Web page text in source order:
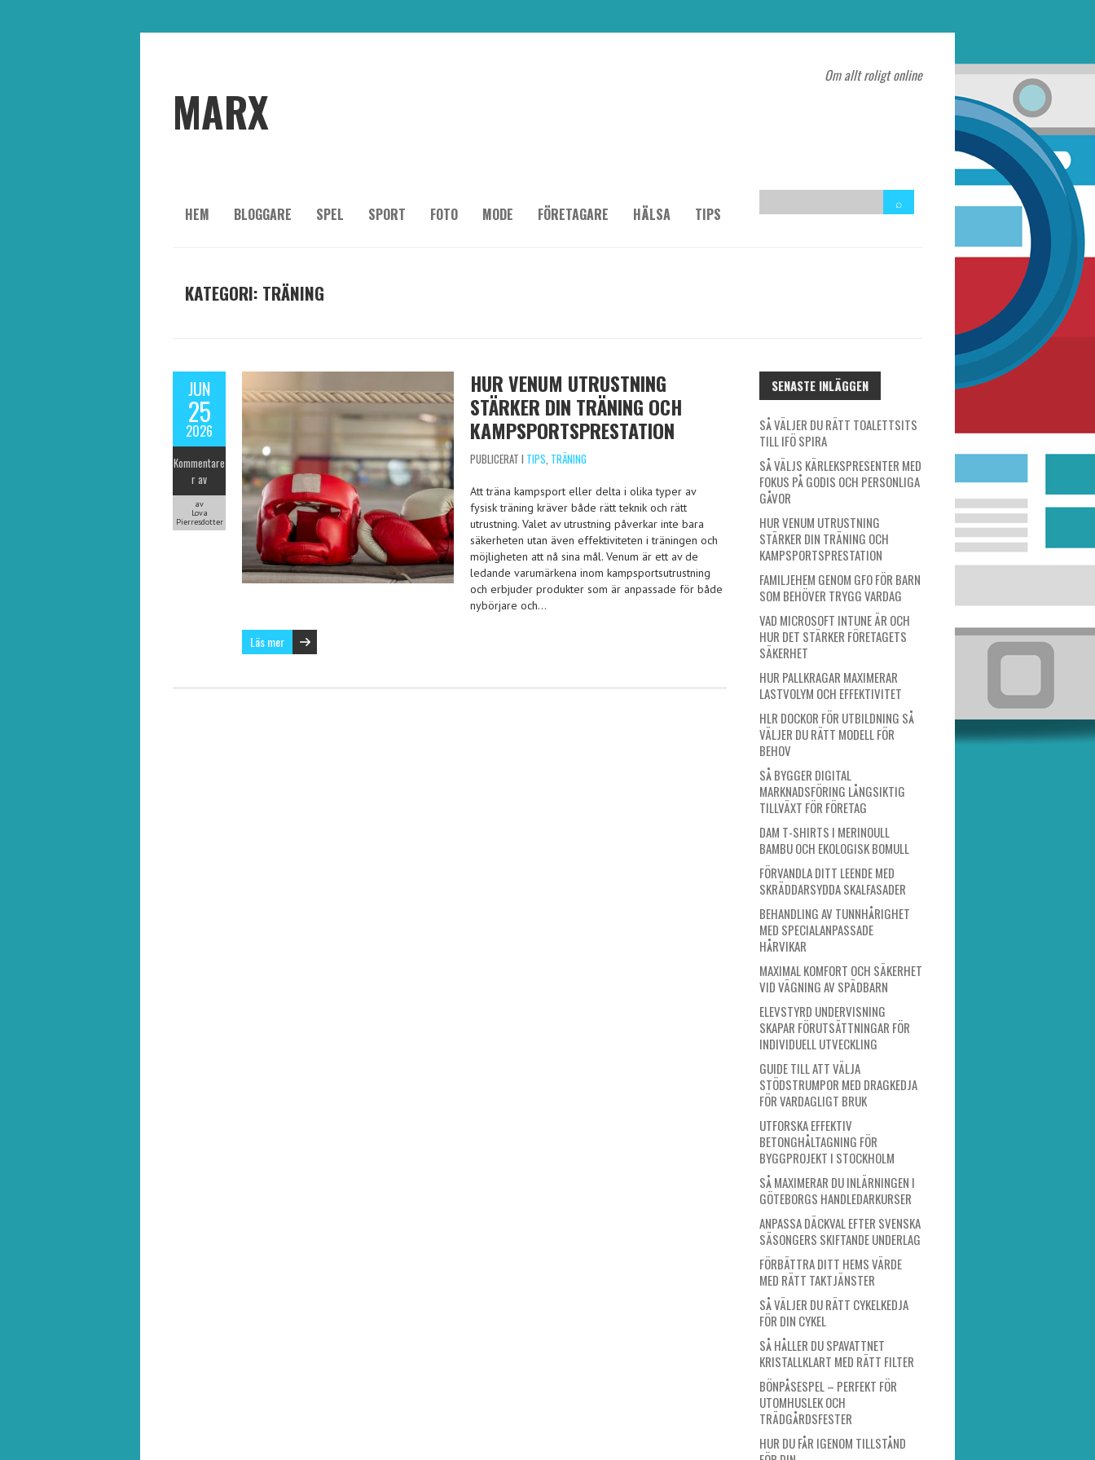
MARX
Om allt roligt online
HEM BLOGGARE SPEL SPORT FOTO MODE FÖRETAGARE HÄLSA TIPS
KATEGORI: TRÄNING
JUN
25
2026
Kommentare
r av
av
Lova
Pierresdotter
HUR VENUM UTRUSTNING
STÄRKER DIN TRÄNING OCH
KAMPSPORTSPRESTATION
PUBLICERAT I TIPS, TRÄNING
Att träna kampsport eller delta i olika typer av
fysisk träning kräver både rätt teknik och rätt
utrustning. Valet av utrustning påverkar inte bara
säkerheten utan även effektiviteten i träningen och
möjligheten att nå sina mål. Venum är ett av de
ledande varumärkena inom kampsportsutrustning
och erbjuder produkter som är anpassade för både
nybörjare och…
Läs mer
SENASTE INLÄGGEN
SÅ VÄLJER DU RÄTT TOALETTSITS
TILL IFÖ SPIRA
SÅ VÄLJS KÄRLEKSPRESENTER MED
FOKUS PÅ GODIS OCH PERSONLIGA
GÅVOR
HUR VENUM UTRUSTNING
STÄRKER DIN TRÄNING OCH
KAMPSPORTSPRESTATION
FAMILJEHEM GENOM GFO FÖR BARN
SOM BEHÖVER TRYGG VARDAG
VAD MICROSOFT INTUNE ÄR OCH
HUR DET STÄRKER FÖRETAGETS
SÄKERHET
HUR PALLKRAGAR MAXIMERAR
LASTVOLYM OCH EFFEKTIVITET
HLR DOCKOR FÖR UTBILDNING SÅ
VÄLJER DU RÄTT MODELL FÖR
BEHOV
SÅ BYGGER DIGITAL
MARKNADSFÖRING LÅNGSIKTIG
TILLVÄXT FÖR FÖRETAG
DAM T-SHIRTS I MERINOULL
BAMBU OCH EKOLOGISK BOMULL
FÖRVANDLA DITT LEENDE MED
SKRÄDDARSYDDA SKALFASADER
BEHANDLING AV TUNNHÅRIGHET
MED SPECIALANPASSADE
HÅRVIKAR
MAXIMAL KOMFORT OCH SÄKERHET
VID VÄGNING AV SPÄDBARN
ELEVSTYRD UNDERVISNING
SKAPAR FÖRUTSÄTTNINGAR FÖR
INDIVIDUELL UTVECKLING
GUIDE TILL ATT VÄLJA
STÖDSTRUMPOR MED DRAGKEDJA
FÖR VARDAGLIGT BRUK
UTFORSKA EFFEKTIV
BETONGHÅLTAGNING FÖR
BYGGPROJEKT I STOCKHOLM
SÅ MAXIMERAR DU INLÄRNINGEN I
GÖTEBORGS HANDLEDARKURSER
ANPASSA DÄCKVAL EFTER SVENSKA
SÄSONGERS SKIFTANDE UNDERLAG
FÖRBÄTTRA DITT HEMS VÄRDE
MED RÄTT TAKTJÄNSTER
SÅ VÄLJER DU RÄTT CYKELKEDJA
FÖR DIN CYKEL
SÅ HÅLLER DU SPAVATTNET
KRISTALLKLART MED RÄTT FILTER
BÖNPÅSESPEL – PERFEKT FÖR
UTOMHUSLEK OCH
TRÄDGÅRDSFESTER
HUR DU FÅR IGENOM TILLSTÅND